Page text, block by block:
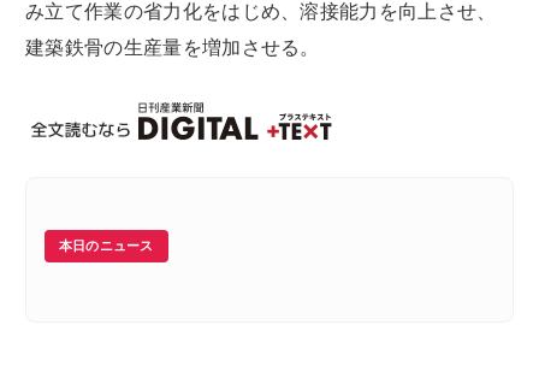
み立て作業の省力化をはじめ、溶接能力を向上させ、
建築鉄骨の生産量を増加させる。
本日のニュース